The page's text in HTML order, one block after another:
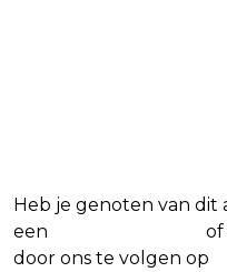
Heb je genoten van dit
een
of
door ons te volgen op